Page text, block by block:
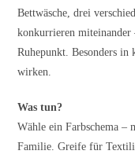
Bettwäsche, drei
konkurrieren miteinander
Ruhepunkt. Besonders in
wirken.
Was tun?
Wähle ein Farbschema –
Familie. Greife für